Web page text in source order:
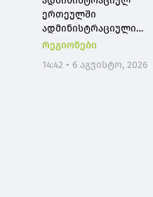
ერთეულში
ადმინისტრაციული
შენობის
კულტურის ცენტრი კი
რეგიონები
14:42 • 6 აგვისტო, 2026